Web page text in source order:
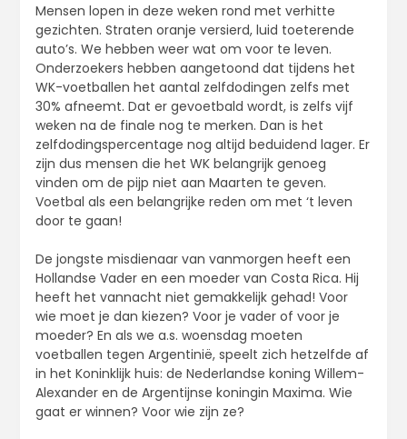
Mensen lopen in deze weken rond met verhitte
gezichten. Straten oranje versierd, luid toeterende
auto’s. We hebben weer wat om voor te leven.
Onderzoekers hebben aangetoond dat tijdens het
WK-voetballen het aantal zelfdodingen zelfs met
30% afneemt. Dat er gevoetbald wordt, is zelfs vijf
weken na de finale nog te merken. Dan is het
zelfdodingspercentage nog altijd beduidend lager. Er
zijn dus mensen die het WK belangrijk genoeg
vinden om de pijp niet aan Maarten te geven.
Voetbal als een belangrijke reden om met ‘t leven
door te gaan!
De jongste misdienaar van vanmorgen heeft een
Hollandse Vader en een moeder van Costa Rica. Hij
heeft het vannacht niet gemakkelijk gehad! Voor
wie moet je dan kiezen? Voor je vader of voor je
moeder? En als we a.s. woensdag moeten
voetballen tegen Argentinië, speelt zich hetzelfde af
in het Koninklijk huis: de Nederlandse koning Willem-
Alexander en de Argentijnse koningin Maxima. Wie
gaat er winnen? Voor wie zijn ze?